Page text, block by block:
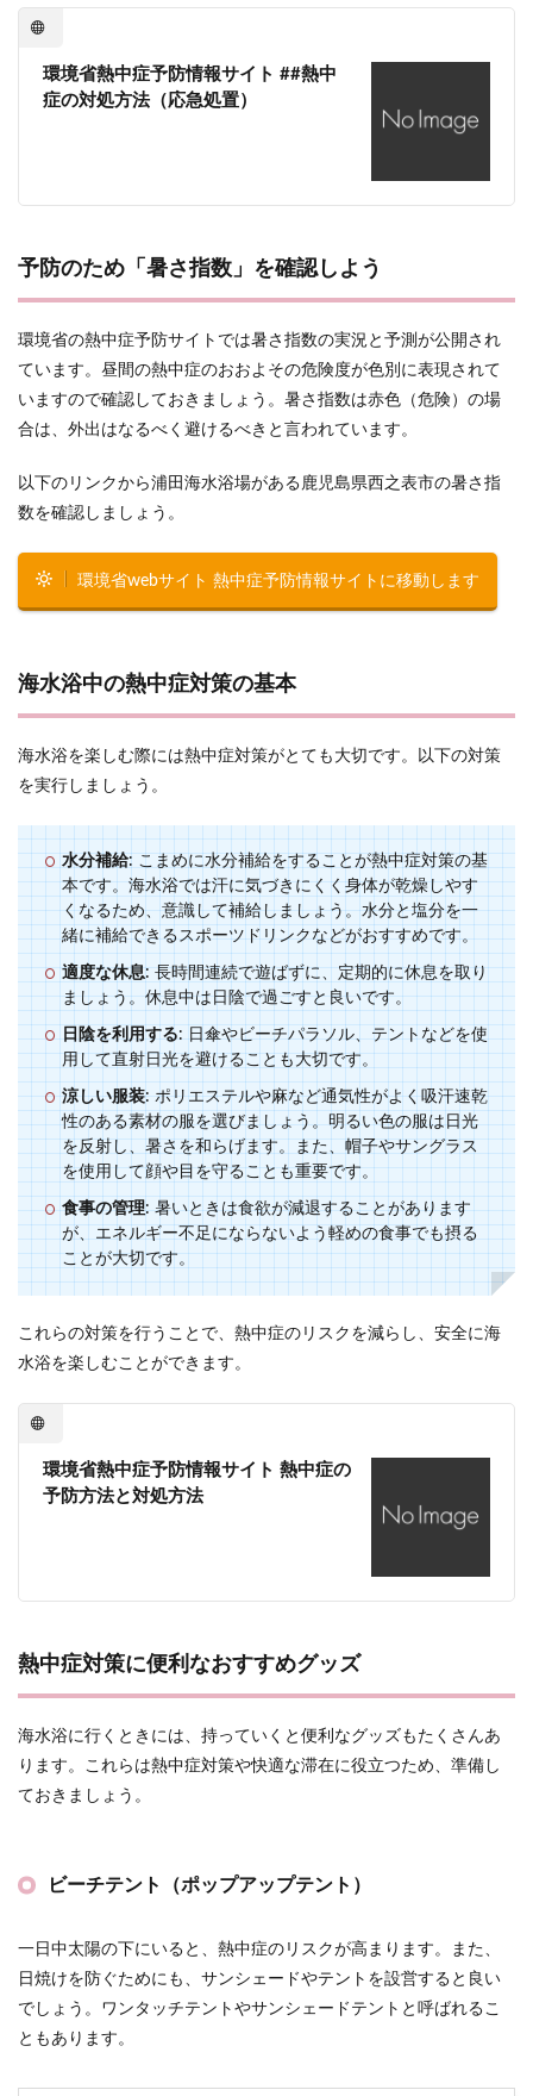
環境省熱中症予防情報サイト ##熱中
症の対処方法（応急処置）
予防のため「暑さ指数」を確認しよう
環境省の熱中症予防サイトでは暑さ指数の実況と予測が公開され
ています。昼間の熱中症のおおよその危険度が色別に表現されて
いますので確認しておきましょう。暑さ指数は赤色（危険）の場
合は、外出はなるべく避けるべきと言われています。
以下のリンクから浦田海水浴場がある鹿児島県西之表市の暑さ指
数を確認しましょう。
環境省webサイト 熱中症予防情報サイトに移動します
海水浴中の熱中症対策の基本
海水浴を楽しむ際には熱中症対策がとても大切です。以下の対策
を実行しましょう。
水分補給: こまめに水分補給をすることが熱中症対策の基
本です。海水浴では汗に気づきにくく身体が乾燥しやす
くなるため、意識して補給しましょう。水分と塩分を一
緒に補給できるスポーツドリンクなどがおすすめです。
適度な休息: 長時間連続で遊ばずに、定期的に休息を取り
ましょう。休息中は日陰で過ごすと良いです。
日陰を利用する: 日傘やビーチパラソル、テントなどを使
用して直射日光を避けることも大切です。
涼しい服装: ポリエステルや麻など通気性がよく吸汗速乾
性のある素材の服を選びましょう。明るい色の服は日光
を反射し、暑さを和らげます。また、帽子やサングラス
を使用して顔や目を守ることも重要です。
食事の管理: 暑いときは食欲が減退することがあります
が、エネルギー不足にならないよう軽めの食事でも摂る
ことが大切です。
これらの対策を行うことで、熱中症のリスクを減らし、安全に海
水浴を楽しむことができます。
環境省熱中症予防情報サイト 熱中症の
予防方法と対処方法
熱中症対策に便利なおすすめグッズ
海水浴に行くときには、持っていくと便利なグッズもたくさんあ
ります。これらは熱中症対策や快適な滞在に役立つため、準備し
ておきましょう。
ビーチテント（ポップアップテント）
一日中太陽の下にいると、熱中症のリスクが高まります。また、
日焼けを防ぐためにも、サンシェードやテントを設営すると良い
でしょう。ワンタッチテントやサンシェードテントと呼ばれるこ
ともあります。